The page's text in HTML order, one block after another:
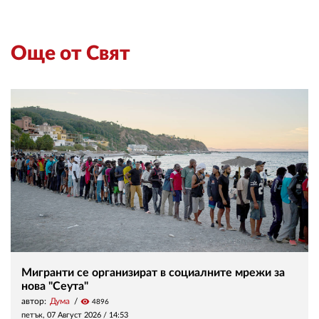
Още от Свят
Мигранти се организират в социалните мрежи за
нова "Сеута"
автор: Дума visibility 4896
петък, 07 Август 2026 / 14:53